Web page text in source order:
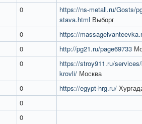
0
https://ns-metall.ru/Gosts/
stava.html Выборг
0
https://
0 http://pg21.ru/page69733
0
https://stroy911.ru/
krovli/ Москва
0 https://egypt-hrg.ru/
0
0